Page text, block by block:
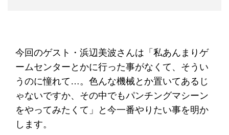
今回のゲスト・浜辺美波さんは「私あんまりゲ
ームセンターとかに行った事がなくて、そうい
うのに憧れて…。色んな機械とか置いてあるじ
ゃないですか、その中でもパンチングマシーン
をやってみたくて」と今一番やりたい事を明か
します。